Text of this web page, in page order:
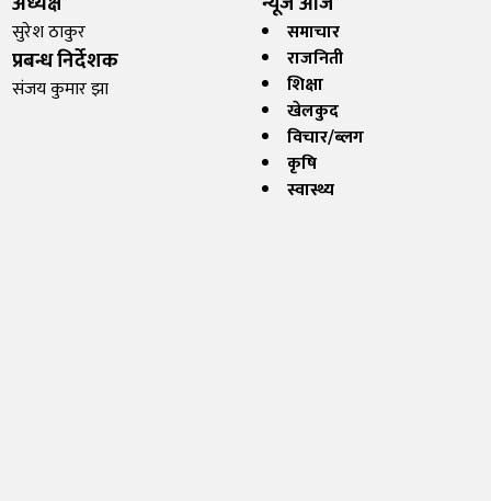
सुरेश ठाकुर
प्रबन्ध निर्देशक
संजय कुमार झा
समाचार
राजनिती
शिक्षा
खेलकुद
विचार/ब्लग
कृषि
स्वास्थ्य